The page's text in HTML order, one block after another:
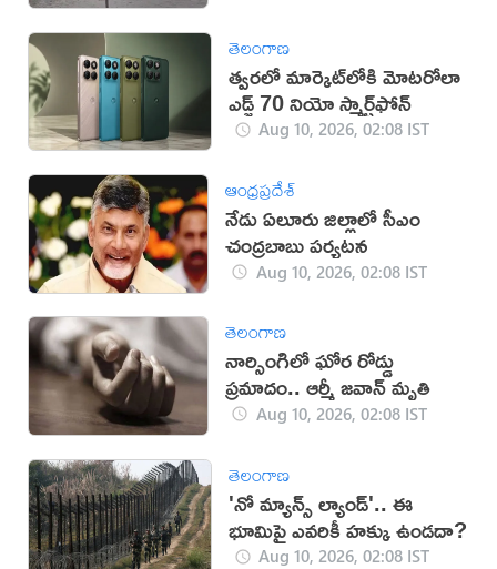
తెలంగాణ
త్వరలో మార్కెట్‌లోకి మోటరోలా
ఎడ్జ్ 70 నియో స్మార్ట్‌ఫోన్
Aug 10, 2026, 02:08 IST
ఆంధ్రప్రదేశ్
నేడు ఏలూరు జిల్లాలో సీఎం
చంద్రబాబు పర్యటన
Aug 10, 2026, 02:08 IST
తెలంగాణ
నార్సింగిలో ఘోర రోడ్డు
ప్రమాదం.. ఆర్మీ జవాన్ మృతి
Aug 10, 2026, 02:08 IST
తెలంగాణ
'నో మ్యాన్స్ ల్యాండ్'.. ఈ
భూమిపై ఎవరికీ హక్కు ఉండదా?
Aug 10, 2026, 02:08 IST